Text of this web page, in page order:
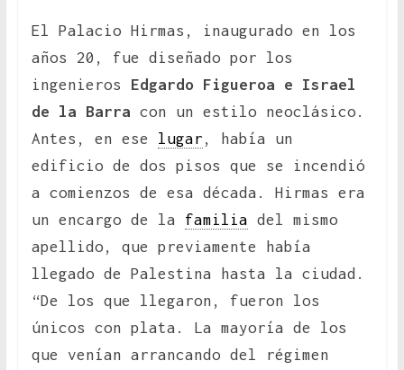
El Palacio Hirmas, inaugurado en los
años 20, fue diseñado por los
ingenieros Edgardo Figueroa e Israel
de la Barra con un estilo neoclásico.
Antes, en ese lugar , había un
edificio de dos pisos que se incendió
a comienzos de esa década. Hirmas era
un encargo de la familia del mismo
apellido, que previamente había
llegado de Palestina hasta la ciudad.
“De los que llegaron, fueron los
únicos con plata. La mayoría de los
que venían arrancando del régimen